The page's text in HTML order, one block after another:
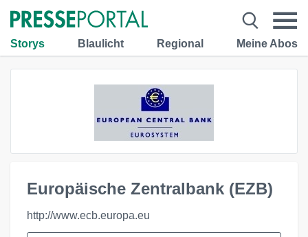
Storys Blaulicht Regional Meine Abos
Europäische Zentralbank (EZB)
http://www.ecb.europa.eu